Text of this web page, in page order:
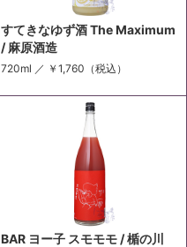
すてきなゆず酒 The Maximum
/ 麻原酒造
720ml ／ ￥1,760 （税込）
BAR ヨー子 スモモモ / 楯の川